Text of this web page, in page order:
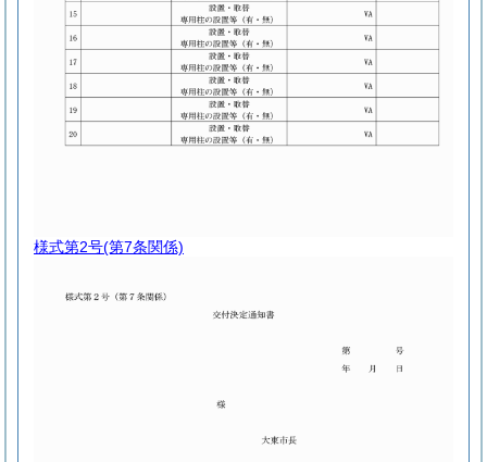
様式第2号(第7条関係)